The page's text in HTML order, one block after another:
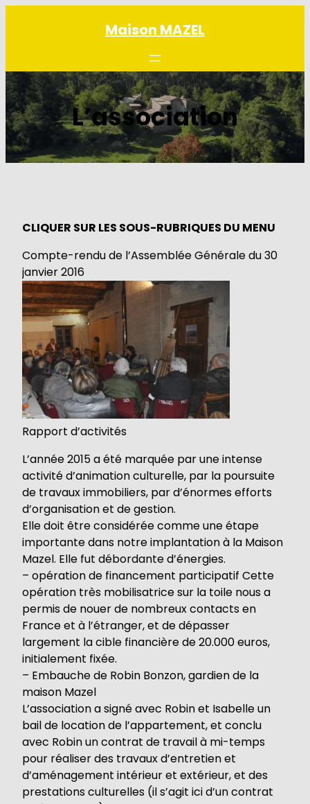
Maison MAZEL
L’association
CLIQUER SUR LES SOUS-RUBRIQUES DU MENU
Compte-rendu de l’Assemblée Générale du 30
janvier 2016
Rapport d’activités
L’année 2015 a été marquée par une intense
activité d’animation culturelle, par la poursuite
de travaux immobiliers, par d’énormes efforts
d’organisation et de gestion.
Elle doit être considérée comme une étape
importante dans notre implantation à la Maison
Mazel. Elle fut débordante d’énergies.
– opération de financement participatif Cette
opération très mobilisatrice sur la toile nous a
permis de nouer de nombreux contacts en
France et à l’étranger, et de dépasser
largement la cible financière de 20.000 euros,
initialement fixée.
– Embauche de Robin Bonzon, gardien de la
maison Mazel
L’association a signé avec Robin et Isabelle un
bail de location de l’appartement, et conclu
avec Robin un contrat de travail à mi-temps
pour réaliser des travaux d’entretien et
d’aménagement intérieur et extérieur, et des
prestations culturelles (il s’agit ici d’un contrat